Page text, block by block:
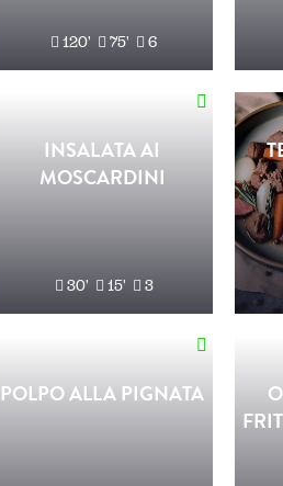
120' 75' 6
INSALATA AI
MOSCARDINI
30' 15' 3
POLPO ALLA PIGNATA